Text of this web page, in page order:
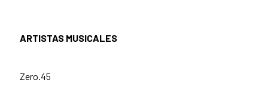
ARTISTAS MUSICALES
Zero.45